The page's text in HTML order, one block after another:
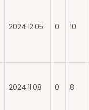
2024.12.05 0 10
2024.11.08 0 8